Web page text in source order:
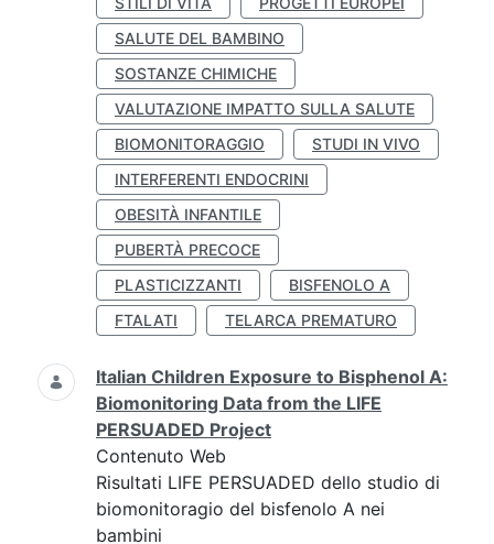
SALUTE DEL BAMBINO
SOSTANZE CHIMICHE
VALUTAZIONE IMPATTO SULLA SALUTE
BIOMONITORAGGIO
STUDI IN VIVO
INTERFERENTI ENDOCRINI
OBESITÀ INFANTILE
PUBERTÀ PRECOCE
PLASTICIZZANTI
BISFENOLO A
FTALATI
TELARCA PREMATURO
Italian Children Exposure to Bisphenol A:
Biomonitoring Data from the LIFE
PERSUADED Project
Contenuto Web
Risultati LIFE PERSUADED dello studio di
biomonitoragio del bisfenolo A nei
bambini